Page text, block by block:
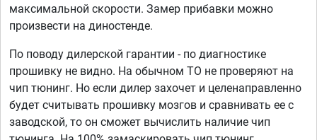
максимальной скорости. Замер прибавки можно
произвести на диностенде.
По поводу дилерской гарантии - по диагностике
прошивку не видно. На обычном ТО не проверяют на
чип тюнинг. Но если дилер захочет и целенаправленно
будет считывать прошивку мозгов и сравнивать ее с
заводской, то он сможет вычислить наличие чип